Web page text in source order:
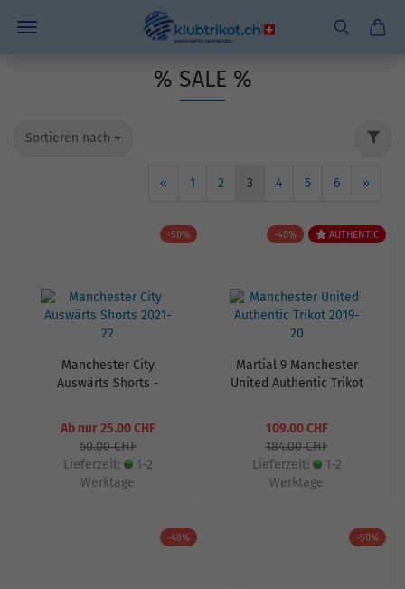
% SALE %
Sortieren nach
« 1 2 3 4 5 6 »
-50%
Manchester City
Auswärts Shorts -
Ab nur 25.00 CHF
50.00 CHF
Lieferzeit:
1-2
Werktage
-40% AUTHENTIC
Martial 9 Manchester
United Authentic Trikot
109.00 CHF
184.00 CHF
Lieferzeit:
1-2
Werktage
-48% -50%